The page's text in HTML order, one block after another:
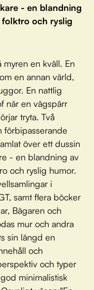
- en blandning
folktro och ryslig
en kväll. En
en annan värld,
En nattlig
när en vägspärr
tryta. Två
förbipasserande
över ett dussin
- en blandning av
och ryslig humor.
i
samt flera böcker
Bägaren och
mur och andra
sin längd en
och
och typer
minimalistisk